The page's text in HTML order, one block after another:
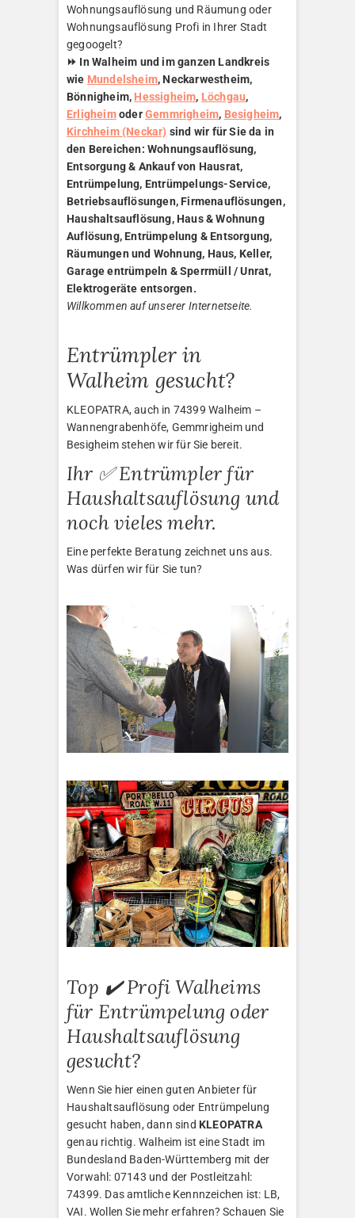
Wohnungsauflösung und Räumung oder
Wohnungsauflösung Profi in Ihrer Stadt
gegoogelt?
⏩ In Walheim und im ganzen Landkreis
wie Mundelsheim, Neckarwestheim,
Bönnigheim, Hessigheim, Löchgau,
ErligheimoderGemmrigheim, Besigheim,
Kirchheim (Neckar) sind wir für Sie da in
den Bereichen: Wohnungsauflösung,
Entsorgung & Ankauf von Hausrat,
Entrümpelung, Entrümpelungs-Service,
Betriebsauflösungen, Firmenauflösungen,
Haushaltsauflösung, Haus & Wohnung
Auflösung, Entrümpelung & Entsorgung,
Räumungen und Wohnung, Haus, Keller,
Garage entrümpeln & Sperrmüll / Unrat,
Elektrogeräte entsorgen.
Willkommen auf unserer Internetseite.
Entrümpler in
Walheim gesucht?
KLEOPATRA, auch in 74399 Walheim –
Wannengrabenhöfe, Gemmrigheim und
Besigheim stehen wir für Sie bereit.
Ihr ✅ Entrümpler für
Haushaltsauflösung und
noch vieles mehr.
Eine perfekte Beratung zeichnet uns aus.
Was dürfen wir für Sie tun?
Top ✔️ Profi Walheims
für Entrümpelung oder
Haushaltsauflösung
gesucht?
Wenn Sie hier einen guten Anbieter für
Haushaltsauflösung oder Entrümpelung
gesucht haben, dann sind KLEOPATRA
genau richtig. Walheim ist eine Stadt im
Bundesland Baden-Württemberg mit der
Vorwahl: 07143 und der Postleitzahl:
74399. Das amtliche Kennnzeichen ist: LB,
VAI. Wollen Sie mehr erfahren? Schauen Sie